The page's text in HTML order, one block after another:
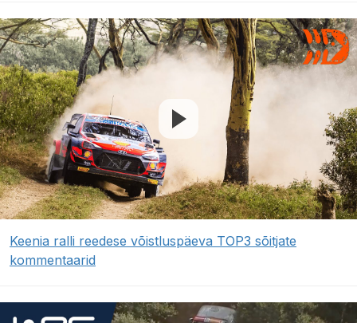
Keenia ralli reedese võistluspäeva TOP3 sõitjate
kommentaarid